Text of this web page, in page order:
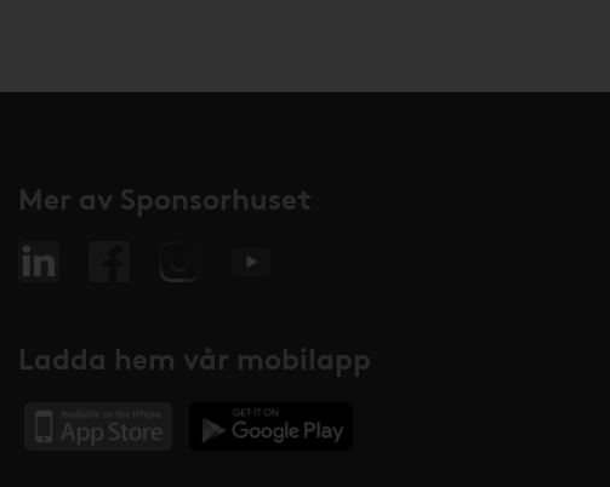
Mer av Sponsorhuset
Ladda hem vår mobilapp